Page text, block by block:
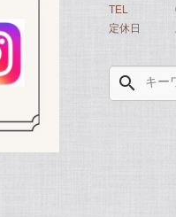
TEL
定休日
search